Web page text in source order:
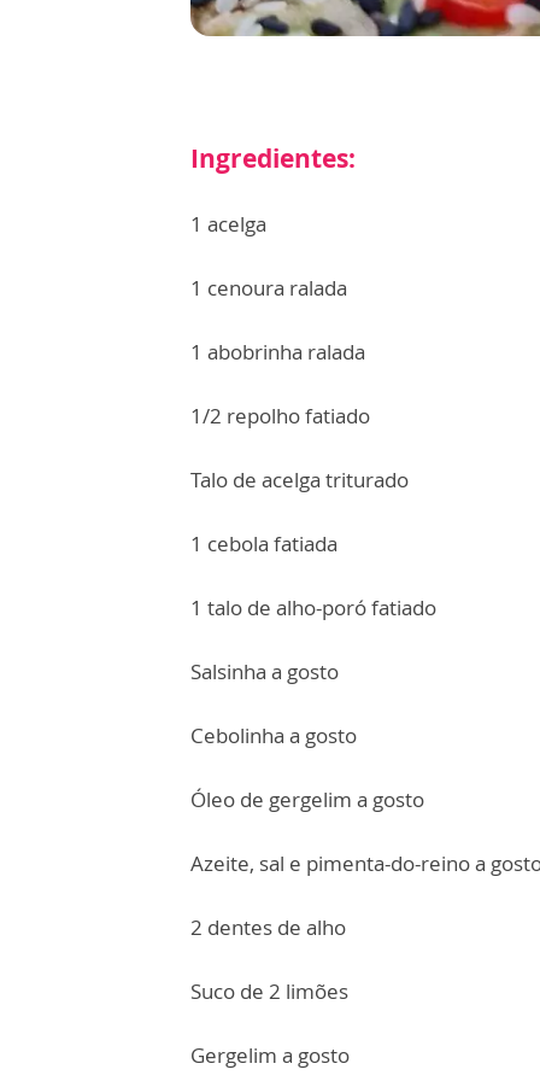
Ingredientes:
1 acelga
1 cenoura ralada
1 abobrinha ralada
1/2 repolho fatiado
Talo de acelga triturado
1 cebola fatiada
1 talo de alho-poró fatiado
Salsinha a gosto
Cebolinha a gosto
Óleo de gergelim a gosto
Azeite, sal e pimenta-do-reino a
2 dentes de alho
Suco de 2 limões
Gergelim a gosto